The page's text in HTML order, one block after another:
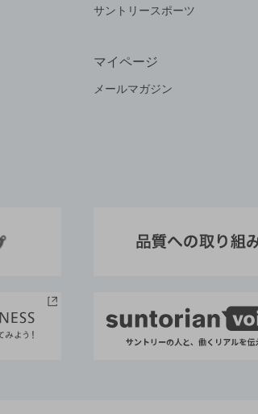
サントリースポーツ
マイページ
メールマガジン